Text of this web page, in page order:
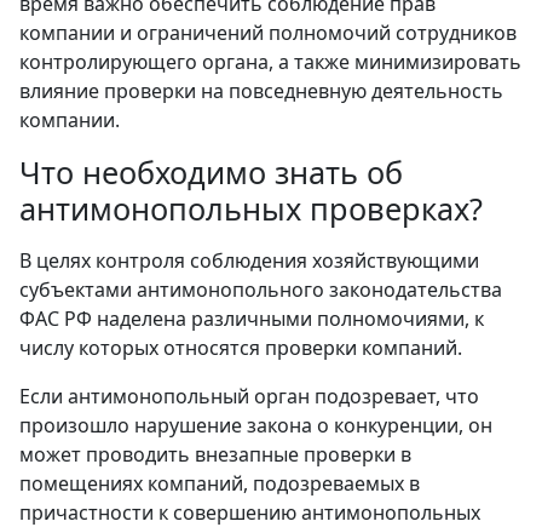
компании и ограничений полномочий сотрудников
контролирующего органа, а также минимизировать
влияние проверки на повседневную деятельность
компании.
Что необходимо знать об
антимонопольных проверках?
В целях контроля соблюдения хозяйствующими
субъектами антимонопольного законодательства
ФАС РФ наделена различными полномочиями, к
числу которых относятся проверки компаний.
Если антимонопольный орган подозревает, что
произошло нарушение закона о конкуренции, он
может проводить внезапные проверки в
помещениях компаний, подозреваемых в
причастности к совершению антимонопольных